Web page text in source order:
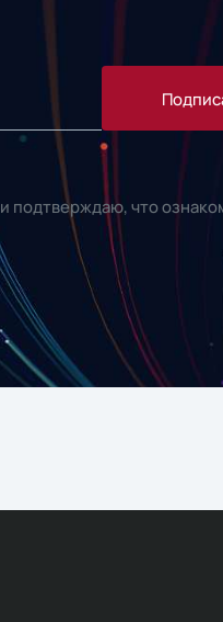
и подтверждаю, что